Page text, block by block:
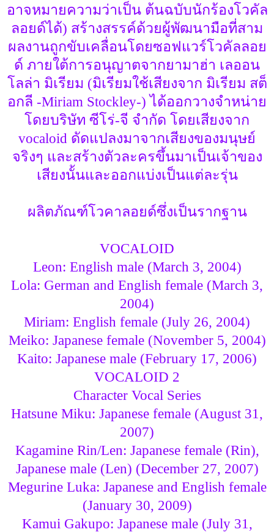
อาจหมายความว่าเป็น ต้นฉบับนักร้องโวคัล
ลอยด์ได้) สร้างสรรค์ด้วยผู้พัฒนามือที่สาม
ผลงานถูกขับเคลื่อนโดยซอฟแวร์โวคัลลอย
ด์ ภายใต้การอนุญาตจากยามาฮ่า เลออน
โลล่า มิเรียม (มิเรียมใช้เสียงจาก มิเรียม สต็
อกลี -Miriam Stockley-) ได้ออกวางจำหน่าย
โดยบริษัท ซีโร่-จี จำกัด โดยเสียงจาก
vocaloid ดัดแปลงมาจากเสียงของมนุษย์
จริงๆ และสร้างตัวละครขึ้นมาเป็นเจ้าของ
เสียงนั้นและออกแบ่งเป็นแต่ละรุ่น
ผลิตภัณฑ์โวคาลอยด์ซึ่งเป็นรากฐาน
VOCALOID
Leon: English male (March 3, 2004)
Lola: German and English female (March 3,
2004)
Miriam: English female (July 26, 2004)
Meiko: Japanese female (November 5, 2004)
Kaito: Japanese male (February 17, 2006)
VOCALOID 2
Character Vocal Series
Hatsune Miku: Japanese female (August 31,
2007)
Kagamine Rin/Len: Japanese female (Rin),
Japanese male (Len) (December 27, 2007)
Megurine Luka: Japanese and English female
(January 30, 2009)
Kamui Gakupo: Japanese male (July 31,